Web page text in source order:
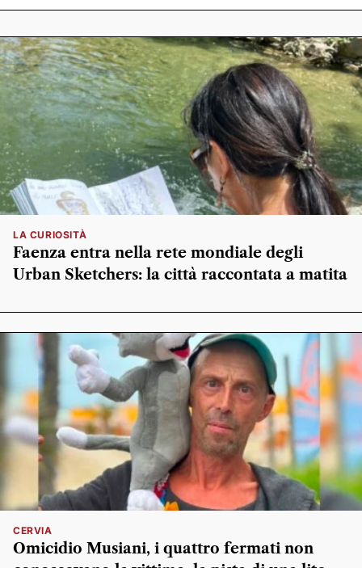
LA CURIOSITÀ
Faenza entra nella rete mondiale degli
Urban Sketchers: la città raccontata a matita
CERVIA
Omicidio Musiani, i quattro fermati non